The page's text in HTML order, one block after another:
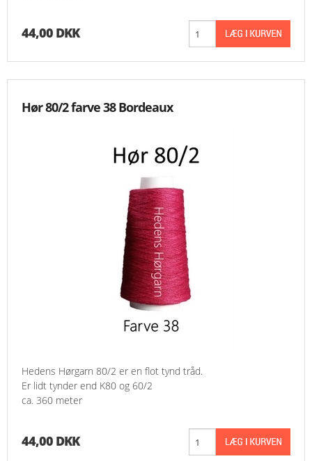
44,00 DKK
Hør 80/2 farve 38 Bordeaux
Hedens Hørgarn 80/2 er en flot tynd tråd.
Er lidt tynder end K80 og 60/2
ca. 360 meter
44,00 DKK